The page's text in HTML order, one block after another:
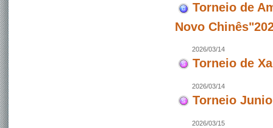
Torneio de
Novo
2026/03/14
Torneio de
2026/03/14
Torneio
2026/03/15